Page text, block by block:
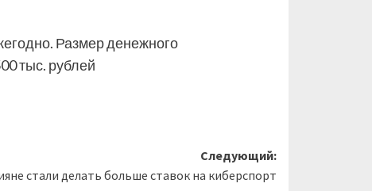
Размер денежного
тыс. рублей
Следующий:
стали делать больше ставок на киберспорт